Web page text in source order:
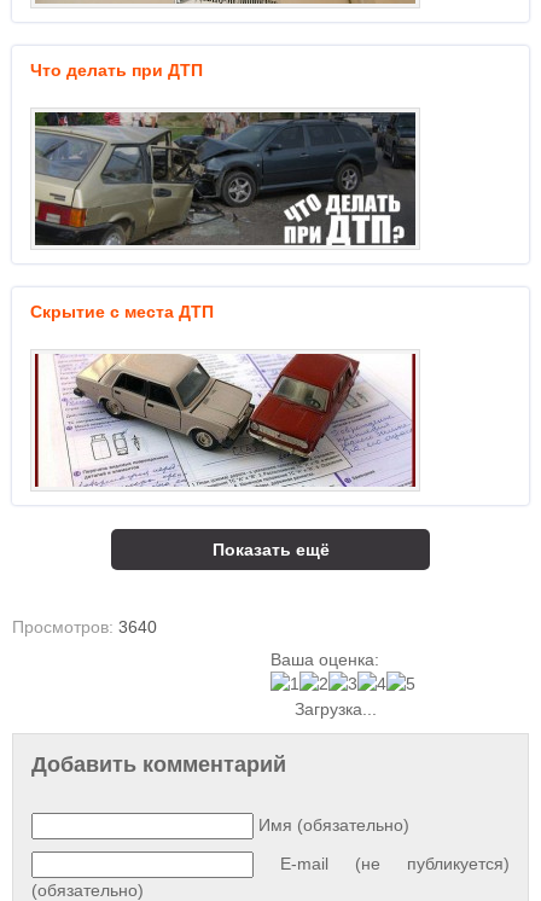
Что делать при ДТП
Скрытие с места ДТП
Показать ещё
Просмотров: 3640
Ваша оценка:
Загрузка...
Добавить комментарий
Имя (обязательно)
E-mail (не публикуется)
(обязательно)